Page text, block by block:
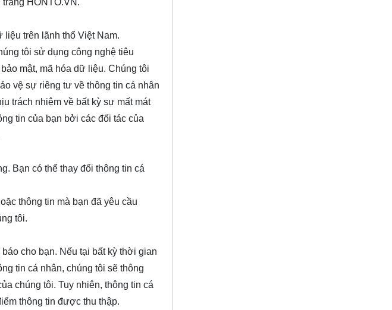
trang HONTO.VN .
liệu trên lãnh thổ Việt Nam.
tôi sử dụng công nghệ tiêu
mật, mã hóa dữ liệu. Chúng tôi
vệ sự riêng tư về thông tin cá nhân
trách nhiệm về bất kỳ sự mất mát
tin của bạn bởi các đối tác của
Bạn có thể thay đổi thông tin cá
thông tin mà bạn đã yêu cầu
tôi.
cho bạn. Nếu tại bất kỳ thời gian
tin cá nhân, chúng tôi sẽ thông
chúng tôi. Tuy nhiên, thông tin cá
thông tin được thu thập.